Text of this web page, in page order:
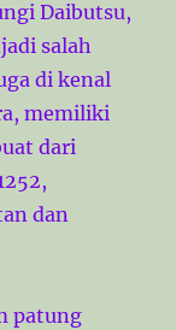
Daibutsu,
salah
di kenal
memiliki
dari
dan
patung